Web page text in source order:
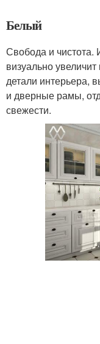
Белый
Свобода и чистота.
визуально
детали интерьера,
и дверные рамы,
свежести.